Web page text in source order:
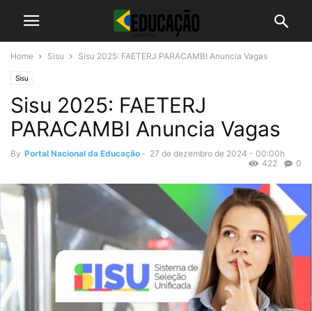
Home Sisu Sisu 2025: FAETERJ PARACAMBI Anuncia Vagas
Sisu
Sisu 2025: FAETERJ
PARACAMBI Anuncia Vagas
By Portal Nacional da Educação - 27 de dezembro de 2024 - 00:00h
0
422